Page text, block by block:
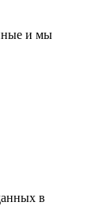
и мы
в